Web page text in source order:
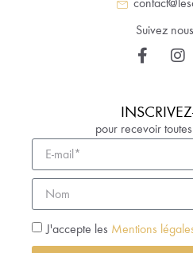
Suivez
pour recevoir
J'accepte les Mentions